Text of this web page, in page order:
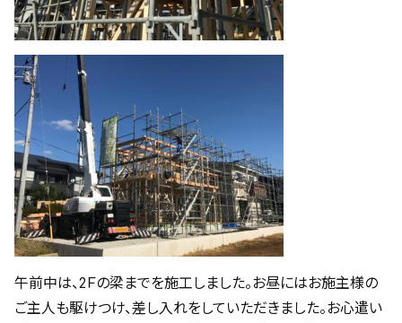
午前中は、2Ｆの梁までを施工しました。お昼にはお施主様の
ご主人も駆けつけ、差し入れをしていただきました。お心遣い